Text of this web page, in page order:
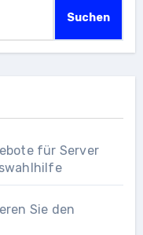
Suchen
für Server
Sie den